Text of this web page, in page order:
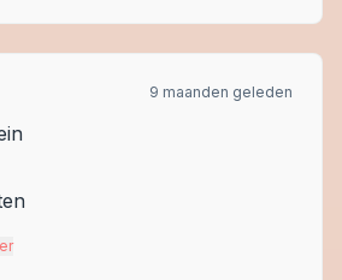
9 maanden geleden